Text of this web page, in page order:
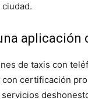
de taxis con
certificación